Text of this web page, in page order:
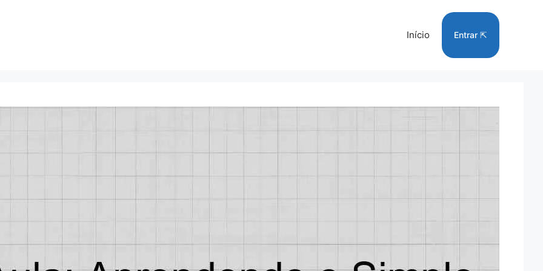
Início Entrar ⇱